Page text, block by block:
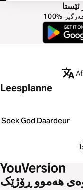
Leesplanne
Soek God Daardeur
هەموو ڕۆژێک